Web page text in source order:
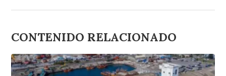
CONTENIDO RELACIONADO